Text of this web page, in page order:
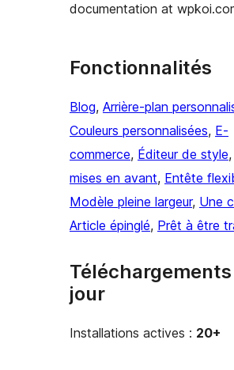
documentation at
Fonctionnalités
Blog, Arrière-plan
Couleurs personnalisées, E-
commerce, Éditeur de style,
mises en avant, Entête
Modèle pleine largeur, Une
Article épinglé, Prêt à être
jour
Installations actives : 20+